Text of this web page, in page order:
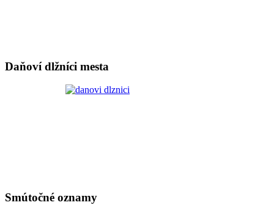
Daňoví dlžníci mesta
Smútočné oznamy